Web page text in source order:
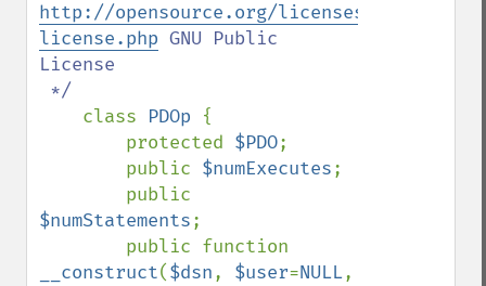
http://opensource.org/licenses/gpl-
license.php GNU Public
License
class PDOp {
        protected
$PDO;
        public
$numExecutes;
$numStatements;
__construct($dsn, $user=NULL